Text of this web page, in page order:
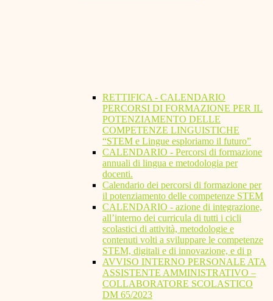
RETTIFICA - CALENDARIO
PERCORSI DI FORMAZIONE PER IL
POTENZIAMENTO DELLE
COMPETENZE LINGUISTICHE
“STEM e Lingue esploriamo il futuro”
CALENDARIO - Percorsi di formazione
annuali di lingua e metodologia per
docenti.
Calendario dei percorsi di formazione per
il potenziamento delle competenze STEM
CALENDARIO - azione di integrazione,
all’interno dei curricula di tutti i cicli
scolastici di attività, metodologie e
contenuti volti a sviluppare le competenze
STEM, digitali e di innovazione, e di p
AVVISO INTERNO PERSONALE ATA
ASSISTENTE AMMINISTRATIVO –
COLLABORATORE SCOLASTICO
DM 65/2023